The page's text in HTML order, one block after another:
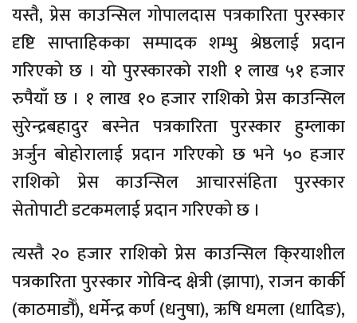
यस्तै, प्रेस काउन्सिल गोपालदास पत्रकारिता पुरस्कार
दृष्टि साप्ताहिकका सम्पादक शम्भु श्रेष्ठलाई प्रदान
गरिएको छ । यो पुरस्कारको राशी १ लाख ५१ हजार
रुपैयाँ छ । १ लाख १० हजार राशिको प्रेस काउन्सिल
सुरेन्द्रबहादुर बस्नेत पत्रकारिता पुरस्कार हुम्लाका
अर्जुन बोहोरालाई प्रदान गरिएको छ भने ५० हजार
राशिको प्रेस काउन्सिल आचारसंहिता पुरस्कार
सेतोपाटी डटकमलाई प्रदान गरिएको छ ।
त्यस्तै २० हजार राशिको प्रेस काउन्सिल कि्रयाशील
पत्रकारिता पुरस्कार गोविन्द क्षेत्री (झापा), राजन कार्की
(काठमाडौँ), धर्मेन्द्र कर्ण (धनुषा), ऋषि धमला (धादिङ),